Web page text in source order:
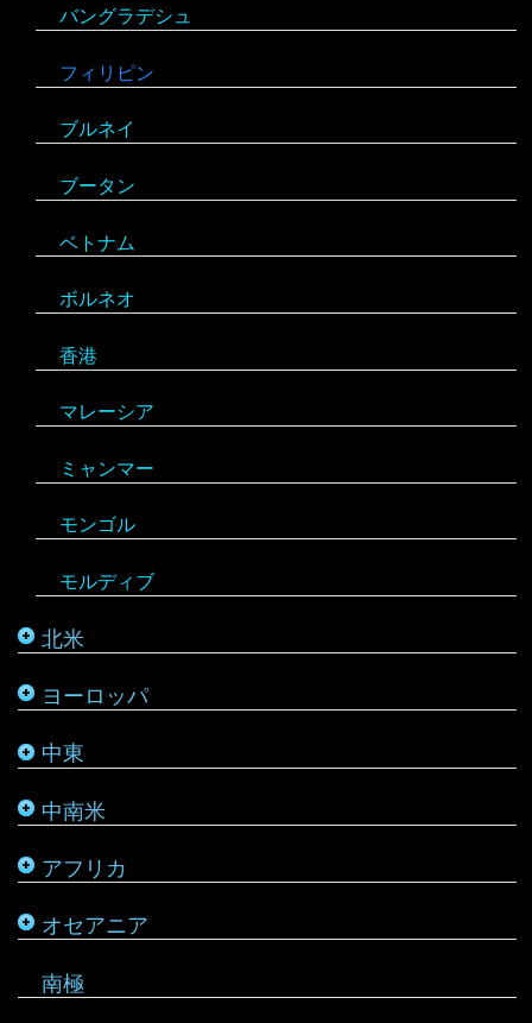
バングラデシュ
フィリピン
ブルネイ
ブータン
ベトナム
ボルネオ
香港
マレーシア
ミャンマー
モンゴル
モルディブ
北米
アメリカ合衆国
アラスカ
カナダ
メキシコ
ヨーロッパ
ポーランド
ボスニア・ヘルツェゴビナ
ポルトガル
マルタ
モナコ
モンテネグロ
ラトビア
リトアニア
リヒテンシュタイン
ルーマニア
ルクセンブルク
ロシア
タタールスタン共和国
中東
アラブ首長国連邦
イエメン
イスラエル
イラン
オマーン
クウェート
サウジアラビア
シリア
バーレーン
パレスチナ
ヨルダン
レバノン
中南米
セントビンセント及びグレナディーン諸島
チリ
ドミニカ共和国
トリニダード・トバゴ
ニカラグア
ハイチ
バハマ
パラグアイ
バルバドス
ブラジル
ベネズエラ
ベリーズ
ペルー
ボリビア
ホンジュラス
アフリカ
ケニア
コンゴ
ザンビア
ジンバブエ
スーダン
セーシェル
タンザニア
チュニジア
ボツワナ
マダガスカル
マラウイ
南アフリカ
モザンビーク
モロッコ
モーリシャス
ルワンダ
オセアニア
オーストラリア
キリバス
サモア
ソロモン諸島
トンガ
ニュージーランド
バヌアツ
パラオ
仏領ポリネシア
タヒチ
マーシャル諸島
南極